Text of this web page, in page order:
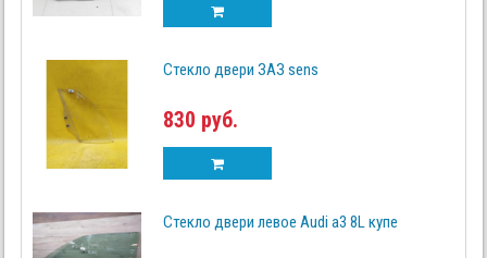
Стекло двери ЗАЗ sens
830 руб.
Стекло двери левое Audi a3 8L купе